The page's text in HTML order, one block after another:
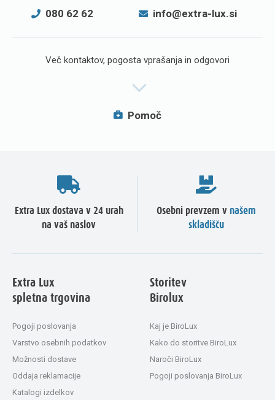
080 62 62 info@extra-lux.si
Več kontaktov, pogosta vprašanja in odgovori
Pomoč
Extra Lux dostava v 24 urah
na vaš naslov
Osebni prevzem v našem
skladišču
Extra Lux
spletna trgovina
Pogoji poslovanja
Varstvo osebnih podatkov
Možnosti dostave
Oddaja reklamacije
Katalogi izdelkov
Storitev
Birolux
Kaj je BiroLux
Kako do storitve BiroLux
Naroči BiroLux
Pogoji poslovanja BiroLux